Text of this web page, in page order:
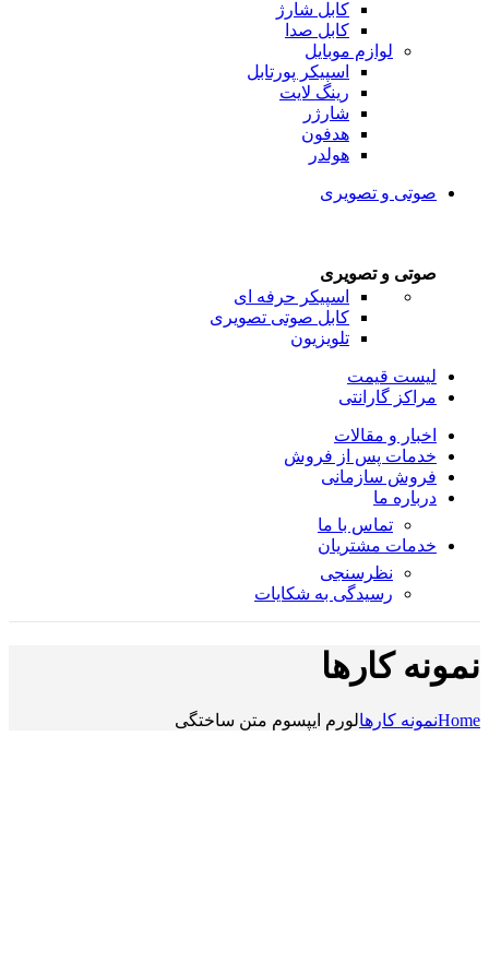
کابل شارژ
کابل صدا
لوازم موبایل
اسپیکر پورتابل
رینگ لایت
شارژر
هدفون
هولدر
صوتی و تصویری
صوتی و تصویری
اسپیکر حرفه ای
کابل صوتی تصویری
تلویزیون
لیست قیمت
مراکز گارانتی
اخبار و مقالات
خدمات پس از فروش
فروش سازمانی
درباره ما
تماس با ما
خدمات مشتریان
نظرسنجی
رسیدگی به شکایات
نمونه کارها
Homeنمونه کارهالورم ایپسوم متن ساختگی